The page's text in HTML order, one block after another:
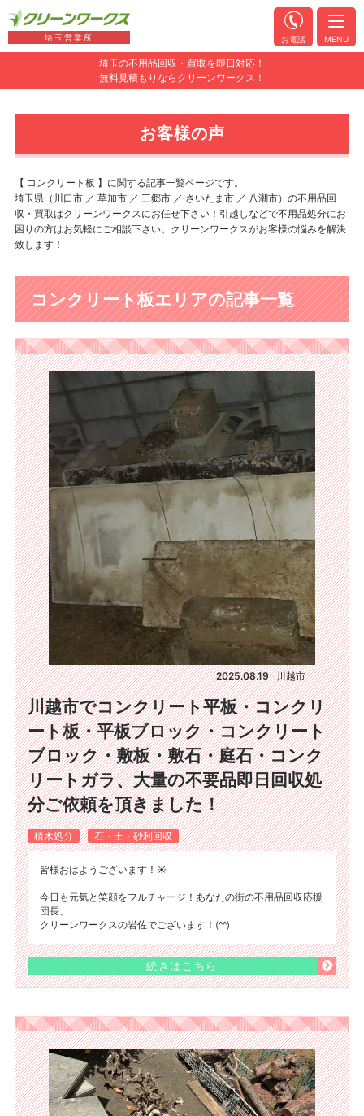
埼玉の不用品回収・買取を即日対応！
無料見積もりならクリーンワークス！
埼玉営業所 お電話 MENU
お客様の声
【 コンクリート板 】に関する記事一覧ページです。
埼玉県（川口市 ／ 草加市 ／ 三郷市 ／ さいたま市 ／ 八潮市）の不用品回
収・買取はクリーンワークスにお任せ下さい！引越しなどで不用品処分にお
困りの方はお気軽にご相談下さい。クリーンワークスがお客様の悩みを解決
致します！
コンクリート板エリアの記事一覧
2025.08.19 川越市
川越市でコンクリート平板・コンクリ
ート板・平板ブロック・コンクリート
ブロック・敷板・敷石・庭石・コンク
リートガラ、大量の不要品即日回収処
分ご依頼を頂きました！
植木処分 石・土・砂利回収
皆様おはようございます！☀️
今日も元気と笑顔をフルチャージ！あなたの街の不用品回収応援
団長、
クリーンワークスの岩佐でございます！(^^)
続きはこちら